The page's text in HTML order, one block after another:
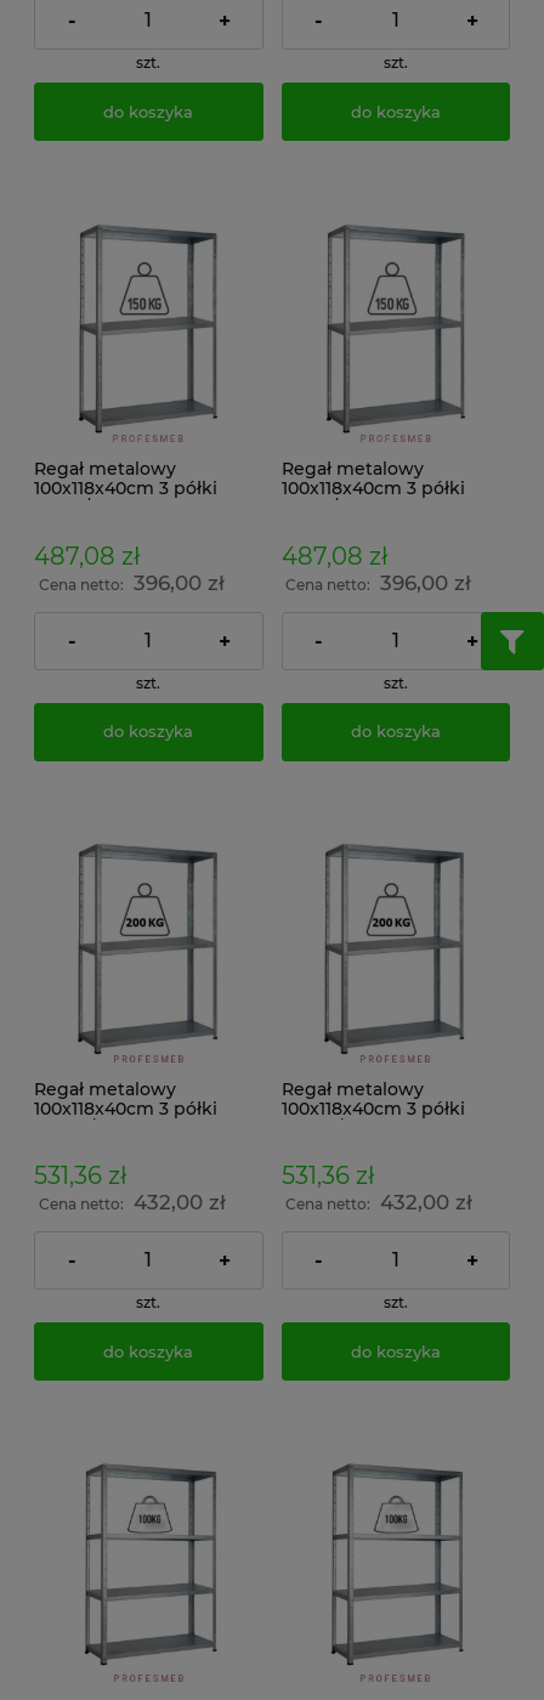
- +
szt.
do koszyka
- +
szt.
do koszyka
Regał metalowy
100x118x40cm 3 półki
150kg/p malowany
dokumenty w archiwum i
do magazynu
487,08 zł
Cena netto: 396,00 zł
- +
szt.
do koszyka
Regał metalowy
100x118x40cm 3 półki
150kg/p ocynkowany
dokumenty w archiwum i
do magazynu
487,08 zł
Cena netto: 396,00 zł
- +
szt.
do koszyka
Regał metalowy
100x118x40cm 3 półki
dokumenty w archiwum i
do magazynu
531,36 zł
Cena netto: 432,00 zł
- +
szt.
do koszyka
Regał metalowy
100x118x40cm 3 półki
dokumenty w archiwum i
do magazynu
531,36 zł
Cena netto: 432,00 zł
- +
szt.
do koszyka